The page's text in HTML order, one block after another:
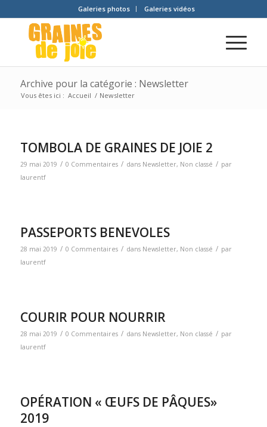
Galeries photos Galeries vidéos
Archive pour la catégorie : Newsletter
Vous êtes ici : Accueil / Newsletter
TOMBOLA DE GRAINES DE JOIE 2
29 mai 2019 / 0 Commentaires / dans Newsletter, Non classé / par
laurentf
PASSEPORTS BENEVOLES
28 mai 2019 / 0 Commentaires / dans Newsletter, Non classé / par
laurentf
COURIR POUR NOURRIR
28 mai 2019 / 0 Commentaires / dans Newsletter, Non classé / par
laurentf
OPÉRATION « ŒUFS DE PÂQUES»
2019